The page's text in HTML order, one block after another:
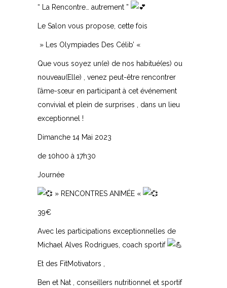
“ La Rencontre… autrement ”
Le Salon vous propose, cette fois
» Les Olympiades Des Célib’ «
Que vous soyez un(e) de nos habitué(es) ou
nouveau(Elle) , venez peut-être rencontrer
l’âme-sœur en participant à cet événement
convivial et plein de surprises , dans un lieu
exceptionnel !
Dimanche 14 Mai 2023
de 10h00 à 17h30
Journée
» RENCONTRES ANIMÉE «
39€
Avec les participations exceptionnelles de
Michael Alves Rodrigues, coach sportif
Et des FitMotivators ,
Ben et Nat , conseillers nutritionnel et sportif